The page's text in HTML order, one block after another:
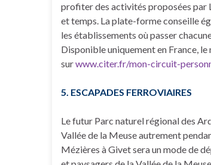
profiter des activités proposées par
et temps. La plate-forme conseille
les établissements où passer
Disponible uniquement en France,
surwww.citer.fr/mon-circuit-
5. ESCAPADES FERROVIAIRES
Le futur Parc naturel régional des
Vallée de la Meuse autrement
Mézières à Givet sera un mode de